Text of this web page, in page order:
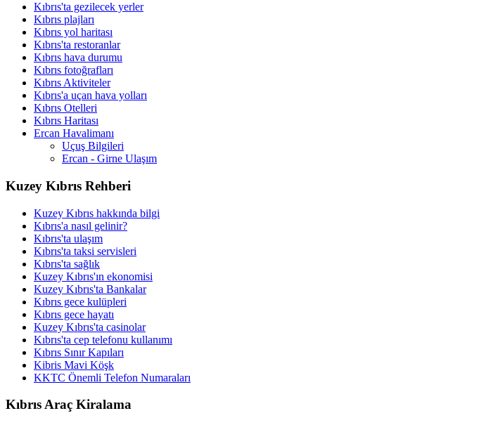
Kıbrıs'ta gezilecek yerler
Kıbrıs plajları
Kıbrıs yol haritası
Kıbrıs'ta restoranlar
Kıbrıs hava durumu
Kıbrıs fotoğrafları
Kıbrıs Aktiviteler
Kıbrıs'a uçan hava yolları
Kıbrıs Otelleri
Kıbrıs Haritası
Ercan Havalimanı
Uçuş Bilgileri
Ercan - Girne Ulaşım
Kuzey Kıbrıs Rehberi
Kuzey Kıbrıs hakkında bilgi
Kıbrıs'a nasıl gelinir?
Kıbrıs'ta ulaşım
Kıbrıs'ta taksi servisleri
Kıbrıs'ta sağlık
Kuzey Kıbrıs'ın ekonomisi
Kuzey Kıbrıs'ta Bankalar
Kıbrıs gece kulüpleri
Kıbrıs gece hayatı
Kuzey Kıbrıs'ta casinolar
Kıbrıs'ta cep telefonu kullanımı
Kıbrıs Sınır Kapıları
Kibris Mavi Köşk
KKTC Önemli Telefon Numaraları
Kıbrıs Araç Kiralama